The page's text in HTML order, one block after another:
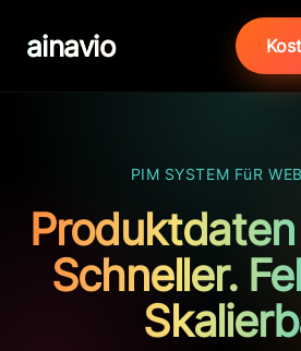
ainavio
PIM SYSTEM FüR
Schneller.